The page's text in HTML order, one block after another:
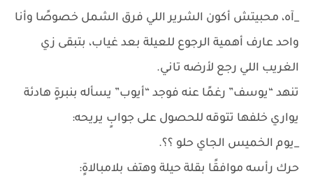
_آه، محبيتش أكون الشرير اللي فرق الشمل خصوصًا وأنا
واحد عارف أهمية الرجوع للعيلة بعد غياب، بتبقى زي
الغريب اللي رجع لأرضه تاني.
تنهد “يوسف” رغمًا عنه فوجد “أيوب” يسأله بنبرةٍ هادئة
يواري خلفها تتوقه للحصول على جوابٍ يريحه:
_يوم الخميس الجاي حلو ؟؟.
حرك رأسه موافقًا بقلة حيلة وهتف بلامبالاةٍ: